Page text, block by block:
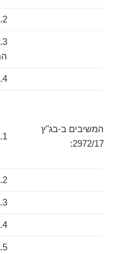
2. כאן – תאגיד השידור הישראלי
4. אגודת העיתונאים בירושלים
המשיבים ב-בג"ץ
2972/17:
1. ראש הממשלה
2. היועץ המשפטי לממשלה
3. שר האוצר
4. ממלא מקום שר התקשורת
5. ממשלת ישראל